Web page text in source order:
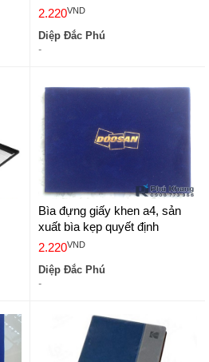
2.220VND
Diệp Đắc Phú
-
Bìa đựng giấy khen a4, sản
xuất bìa kẹp quyết định
2.220VND
Diệp Đắc Phú
-